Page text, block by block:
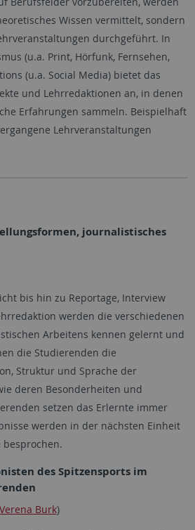
Wissen vermittelt, sondern
durchgeführt. In
(u.a. Print, Hörfunk, Fernsehen,
(u.a. Social Media) bietet das
und Lehrredaktionen an, in denen
Erfahrungen sammeln. Beispielhaft
Lehrveranstaltungen
journalistisches
bis hin zu Reportage, Interview
werden die verschiedenen
Arbeitens kennen gelernt und
die Studierenden die
Struktur und Sprache der
deren Besonderheiten und
setzen das Erlernte immer
werden in der nächsten Einheit
des Spitzensports im
Verena Burk)